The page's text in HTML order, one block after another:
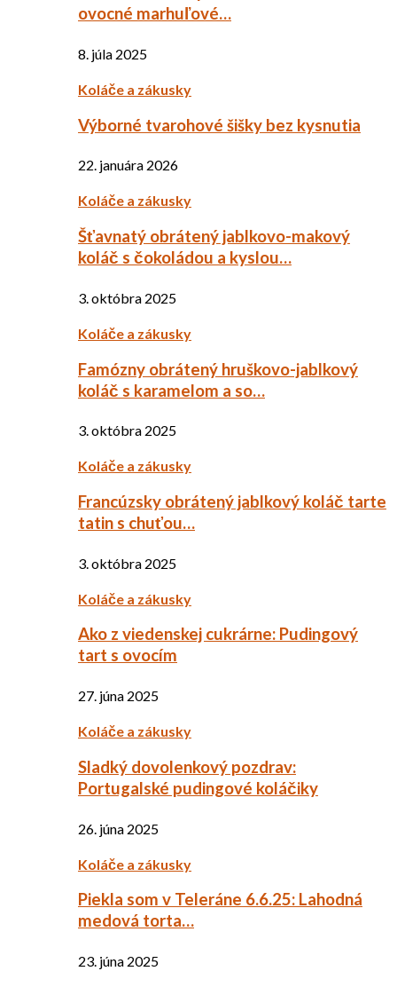
ovocné marhuľové…
8. júla 2025
Koláče a zákusky
Výborné tvarohové šišky bez kysnutia
22. januára 2026
Koláče a zákusky
Šťavnatý obrátený jablkovo-makový
koláč s čokoládou a kyslou…
3. októbra 2025
Koláče a zákusky
Famózny obrátený hruškovo-jablkový
koláč s karamelom a so…
3. októbra 2025
Koláče a zákusky
Francúzsky obrátený jablkový koláč tarte
tatin s chuťou…
3. októbra 2025
Koláče a zákusky
Ako z viedenskej cukrárne: Pudingový
tart s ovocím
27. júna 2025
Koláče a zákusky
Sladký dovolenkový pozdrav:
Portugalské pudingové koláčiky
26. júna 2025
Koláče a zákusky
Piekla som v Teleráne 6.6.25: Lahodná
medová torta…
23. júna 2025